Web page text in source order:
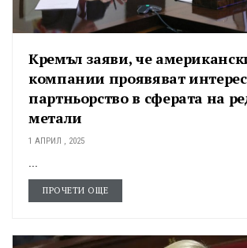
Кремъл заяви, че
компании проявяват
партньорство в сферата на
метали
1 АПРИЛ , 2025
...
ПРОЧЕТИ ОЩЕ